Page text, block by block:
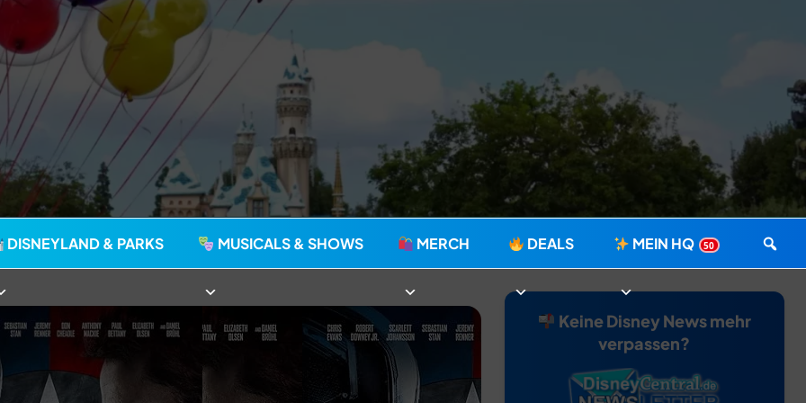
seit 2006
DISNEYLAND & PARKS MUSICALS & SHOWS MERCH DEALS MEIN HQ 50
Keine Disney News mehr
verpassen?